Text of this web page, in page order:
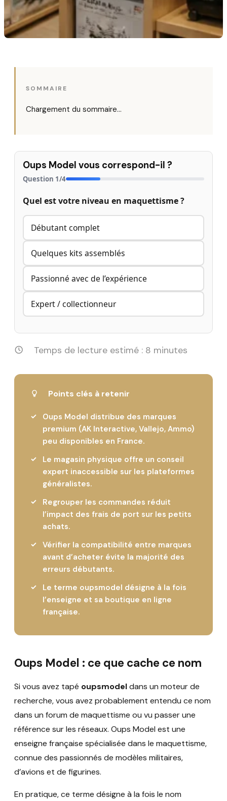
SOMMAIRE
Chargement du sommaire…
Oups Model vous correspond-il ?
Question 1/4
Quel est votre niveau en maquettisme ?
Débutant complet
Quelques kits assemblés
Passionné avec de l’expérience
Expert / collectionneur
Temps de lecture estimé : 8 minutes
Points clés à retenir
Oups Model distribue des marques
premium (AK Interactive, Vallejo, Ammo)
peu disponibles en France.
Le magasin physique offre un conseil
expert inaccessible sur les plateformes
généralistes.
Regrouper les commandes réduit
l’impact des frais de port sur les petits
achats.
Vérifier la compatibilité entre marques
avant d’acheter évite la majorité des
erreurs débutants.
Le terme oupsmodel désigne à la fois
l’enseigne et sa boutique en ligne
française.
Oups Model : ce que cache ce nom
Si vous avez tapé oupsmodeldans un moteur de
recherche, vous avez probablement entendu ce nom
dans un forum de maquettisme ou vu passer une
référence sur les réseaux. Oups Model est une
enseigne française spécialisée dans le maquettisme,
connue des passionnés de modèles militaires,
d’avions et de figurines.
En pratique, ce terme désigne à la fois le nom